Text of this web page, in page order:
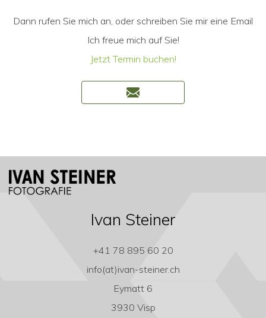
Dann rufen Sie mich an, oder schreiben Sie mir eine Email
Ich freue mich auf Sie!
Jetzt Termin buchen!
Ivan Steiner
+41 78 895 60 20
info(at)ivan-steiner.ch
Eymatt 6
3930 Visp